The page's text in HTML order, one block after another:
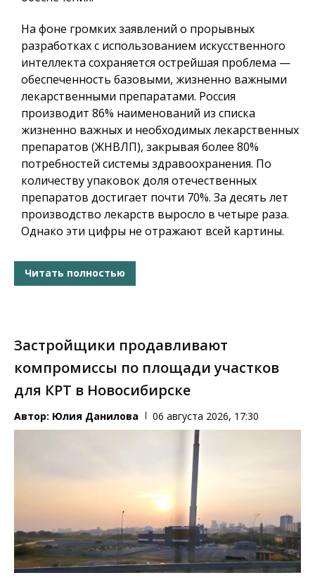
На фоне громких заявлений о прорывных
разработках с использованием искусственного
интеллекта сохраняется острейшая проблема —
обеспеченность базовыми, жизненно важными
лекарственными препаратами. Россия
производит 86% наименований из списка
жизненно важных и необходимых лекарственных
препаратов (ЖНВЛП), закрывая более 80%
потребностей системы здравоохранения. По
количеству упаковок доля отечественных
препаратов достигает почти 70%. За десять лет
производство лекарств выросло в четыре раза.
Однако эти цифры не отражают всей картины.
Читать полностью
Застройщики продавливают
компромиссы по площади участков
для КРТ в Новосибирске
Автор: Юлия Данилова 06 августа 2026, 17:30